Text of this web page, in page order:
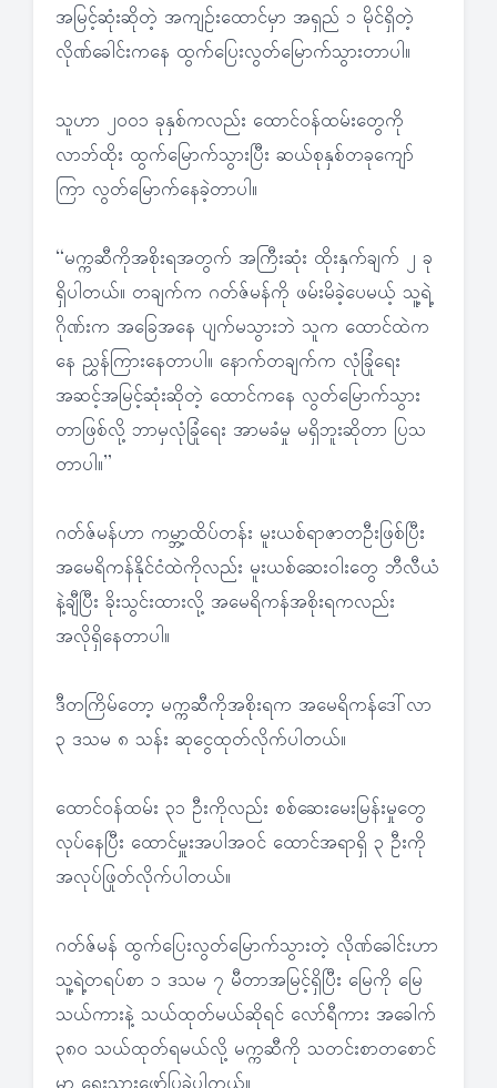
အမြင့်ဆုံးဆိုတဲ့ အကျဉ်းထောင်မှာ အရှည် ၁ မိုင်ရှိတဲ့
လိုဏ်ခေါင်းကနေ ထွက်ပြေးလွတ်မြောက်သွားတာပါ။
သူဟာ ၂၀၀၁ ခုနှစ်ကလည်း ထောင်ဝန်ထမ်းတွေကို
လာဘ်ထိုး ထွက်မြောက်သွားပြီး ဆယ်စုနှစ်တခုကျော်
ကြာ လွတ်မြောက်နေခဲ့တာပါ။
“မက္ကဆီကိုအစိုးရအတွက် အကြီးဆုံး ထိုးနှက်ချက် ၂ ခု
ရှိပါတယ်။ တချက်က ဂတ်ဇ်မန်ကို ဖမ်းမိခဲ့ပေမယ့် သူ့ရဲ့
ဂိုဏ်းက အခြေအနေ ပျက်မသွားဘဲ သူက ထောင်ထဲက
နေ ညွှန်ကြားနေတာပါ။ နောက်တချက်က လုံခြုံရေး
အဆင့်အမြင့်ဆုံးဆိုတဲ့ ထောင်ကနေ လွတ်မြောက်သွား
တာဖြစ်လို့ ဘာမှလုံခြုံရေး အာမခံမှု မရှိဘူးဆိုတာ ပြသ
တာပါ။”
ဂတ်ဇ်မန်ဟာ ကမ္ဘာ့ထိပ်တန်း မူးယစ်ရာဇာတဦးဖြစ်ပြီး
အမေရိကန်နိုင်ငံထဲကိုလည်း မူးယစ်ဆေးဝါးတွေ ဘီလီယံ
နဲ့ချီပြီး ခိုးသွင်းထားလို့ အမေရိကန်အစိုးရကလည်း
အလိုရှိနေတာပါ။
ဒီတကြိမ်တော့ မက္ကဆီကိုအစိုးရက အမေရိကန်ဒေါ်လာ
၃ ဒသမ ၈ သန်း ဆုငွေထုတ်လိုက်ပါတယ်။
ထောင်ဝန်ထမ်း ၃၁ ဦးကိုလည်း စစ်ဆေးမေးမြန်းမှုတွေ
လုပ်နေပြီး ထောင်မှူးအပါအဝင် ထောင်အရာရှိ ၃ ဦးကို
အလုပ်ဖြုတ်လိုက်ပါတယ်။
ဂတ်ဇ်မန် ထွက်ပြေးလွတ်မြောက်သွားတဲ့ လိုဏ်ခေါင်းဟာ
သူ့ရဲ့တရပ်စာ ၁ ဒသမ ၇ မီတာအမြင့်ရှိပြီး မြေကို မြေ
သယ်ကားနဲ့ သယ်ထုတ်မယ်ဆိုရင် လော်ရီကား အခေါက်
၃၈၀ သယ်ထုတ်ရမယ်လို့ မက္ကဆီကို သတင်းစာတစောင်